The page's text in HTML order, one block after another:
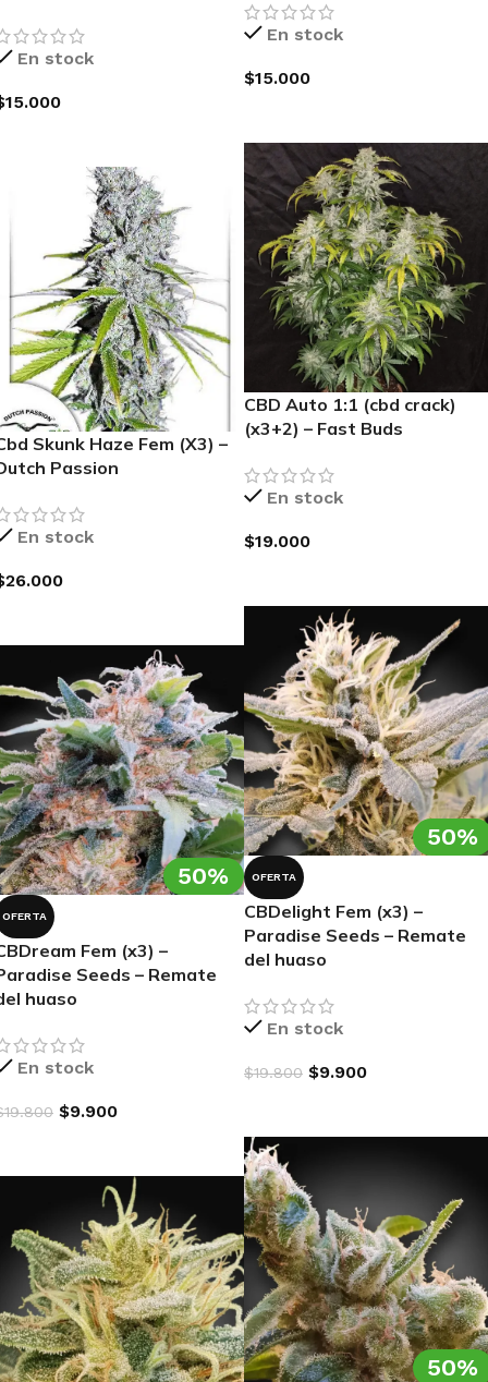
En stock
$15.000
En stock
15.000
CBD Auto 1:1 (cbd crack)
(x3+2) – Fast Buds
En stock
$19.000
Skunk Haze Fem (X3) –
Passion
En stock
26.000
50%
OFERTA
CBDelight Fem (x3) –
Paradise Seeds – Remate
del huaso
En stock
$19.800 $9.900
50%
OFERTA
Fem (x3) –
Seeds – Remate
huaso
En stock
19.800 $9.900
50%